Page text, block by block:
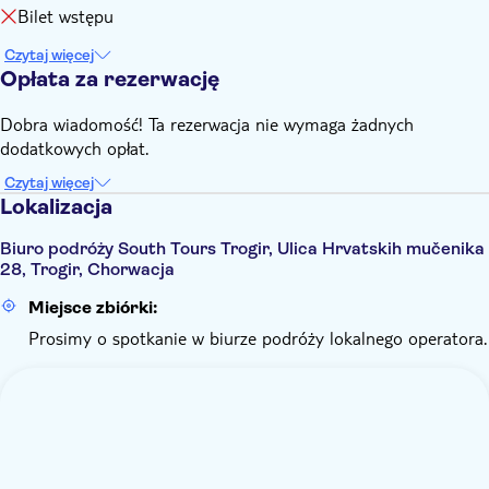
komfortowa
Bilet wstępu
Czytaj więcej
Opłata za rezerwację
Dobra wiadomość! Ta rezerwacja nie wymaga żadnych
dodatkowych opłat.
Czytaj więcej
Lokalizacja
Biuro podróży South Tours Trogir, Ulica Hrvatskih mučenika
28, Trogir, Chorwacja
Miejsce zbiórki:
Prosimy o spotkanie w biurze podróży lokalnego operatora.